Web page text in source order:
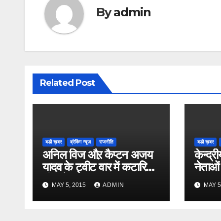
Byadmin
Related Post
बडी ख़बर ब्रेकिंग न्यूज़ राजनीति
अनिल विज औऱ कैप्टन अजय
यादव के ट्वीट वार में कटारिया
भी कूदे
MAY 5, 2015 ADMIN
बडी ख़बर
नेताओं
MAY